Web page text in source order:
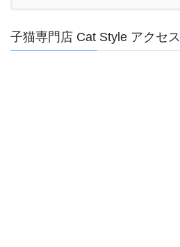
子猫専門店 Cat Style アクセス